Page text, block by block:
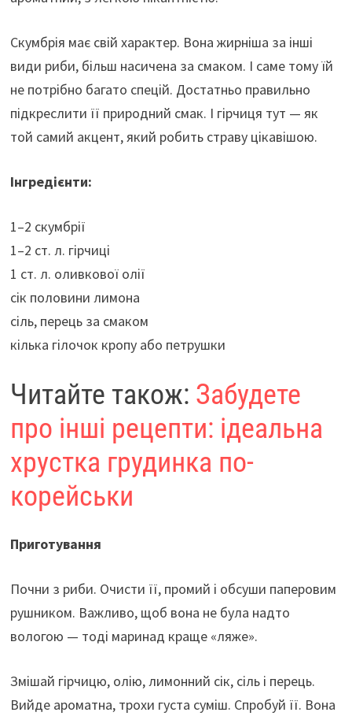
Скумбрія має свій характер. Вона жирніша за інші
види риби, більш насичена за смаком. І саме тому їй
не потрібно багато спецій. Достатньо правильно
підкреслити її природний смак. І гірчиця тут — як
той самий акцент, який робить страву цікавішою.
Інгредієнти:
1–2 скумбрії
1–2 ст. л. гірчиці
1 ст. л. оливкової олії
сік половини лимона
сіль, перець за смаком
кілька гілочок кропу або петрушки
Читайте також: Забудете
про інші рецепти: ідеальна
хрустка грудинка по-
корейськи
Приготування
Почни з риби. Очисти її, промий і обсуши паперовим
рушником. Важливо, щоб вона не була надто
вологою — тоді маринад краще «ляже».
Змішай гірчицю, олію, лимонний сік, сіль і перець.
Вийде ароматна, трохи густа суміш. Спробуй її. Вона